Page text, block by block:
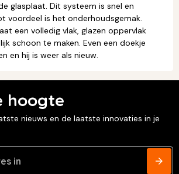
glasplaat. Dit systeem is snel en
voordeel is het onderhoudsgemak.
een volledig vlak, glazen oppervlak
schoon te maken. Even een doekje
en hij is weer als nieuw.
hoogte
nieuws en de laatste innovaties in je